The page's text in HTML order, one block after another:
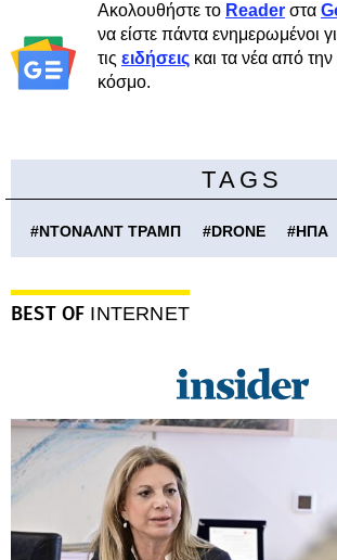
Ακολουθήστε το Reader στα
να είστε πάντα ενημερωμένοι
τις ειδήσεις και τα νέα από
κόσμο.
TAGS
#ΝΤΟΝΑΛΝΤ ΤΡΑΜΠ #DRONE #ΗΠΑ
BEST OF INTERNET